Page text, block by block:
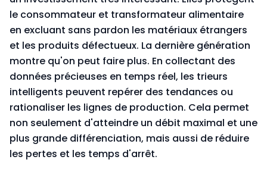
le consommateur et transformateur alimentaire
en excluant sans pardon les matériaux étrangers
et les produits défectueux. La dernière génération
montre qu'on peut faire plus. En collectant des
données précieuses en temps réel, les trieurs
intelligents peuvent repérer des tendances ou
rationaliser les lignes de production. Cela permet
non seulement d'atteindre un débit maximal et une
plus grande différenciation, mais aussi de réduire
les pertes et les temps d'arrêt.